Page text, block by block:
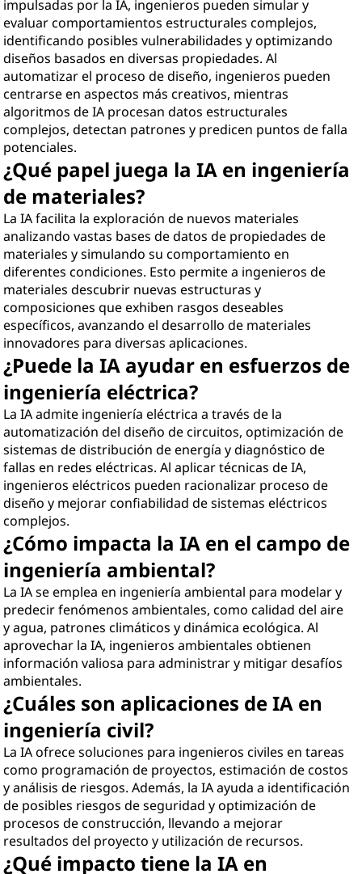
impulsadas por la IA, ingenieros pueden simular y
evaluar comportamientos estructurales complejos,
identificando posibles vulnerabilidades y optimizando
diseños basados en diversas propiedades. Al
automatizar el proceso de diseño, ingenieros pueden
centrarse en aspectos más creativos, mientras
algoritmos de IA procesan datos estructurales
complejos, detectan patrones y predicen puntos de falla
potenciales.
¿Qué papel juega la IA en ingeniería
de materiales?
La IA facilita la exploración de nuevos materiales
analizando vastas bases de datos de propiedades de
materiales y simulando su comportamiento en
diferentes condiciones. Esto permite a ingenieros de
materiales descubrir nuevas estructuras y
composiciones que exhiben rasgos deseables
específicos, avanzando el desarrollo de materiales
innovadores para diversas aplicaciones.
¿Puede la IA ayudar en esfuerzos de
ingeniería eléctrica?
La IA admite ingeniería eléctrica a través de la
automatización del diseño de circuitos, optimización de
sistemas de distribución de energía y diagnóstico de
fallas en redes eléctricas. Al aplicar técnicas de IA,
ingenieros eléctricos pueden racionalizar proceso de
diseño y mejorar confiabilidad de sistemas eléctricos
complejos.
¿Cómo impacta la IA en el campo de
ingeniería ambiental?
La IA se emplea en ingeniería ambiental para modelar y
predecir fenómenos ambientales, como calidad del aire
y agua, patrones climáticos y dinámica ecológica. Al
aprovechar la IA, ingenieros ambientales obtienen
información valiosa para administrar y mitigar desafíos
ambientales.
¿Cuáles son aplicaciones de IA en
ingeniería civil?
La IA ofrece soluciones para ingenieros civiles en tareas
como programación de proyectos, estimación de costos
y análisis de riesgos. Además, la IA ayuda a identificación
de posibles riesgos de seguridad y optimización de
procesos de construcción, llevando a mejorar
resultados del proyecto y utilización de recursos.
¿Qué impacto tiene la IA en